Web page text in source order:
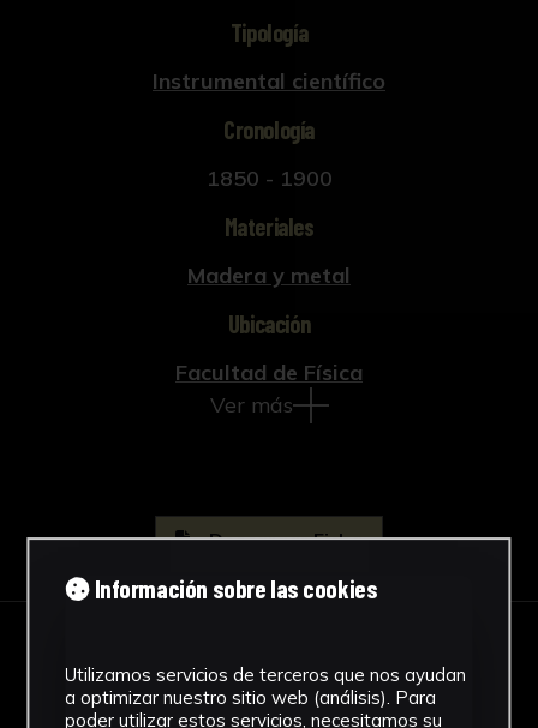
Tipología
Instrumental científico
Cronología
1850 - 1900
Materiales
Madera y metal
Ubicación
Facultad de Física
Ver más
Descargar Ficha
IMÁGENES
Información sobre las cookies
Utilizamos servicios de terceros que nos ayudan
a optimizar nuestro sitio web (análisis). Para
poder utilizar estos servicios, necesitamos su